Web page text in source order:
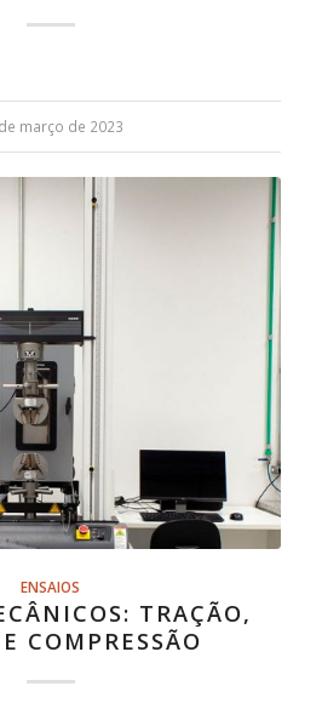
março de 2023
ENSAIOS
TRAÇÃO,
COMPRESSÃO